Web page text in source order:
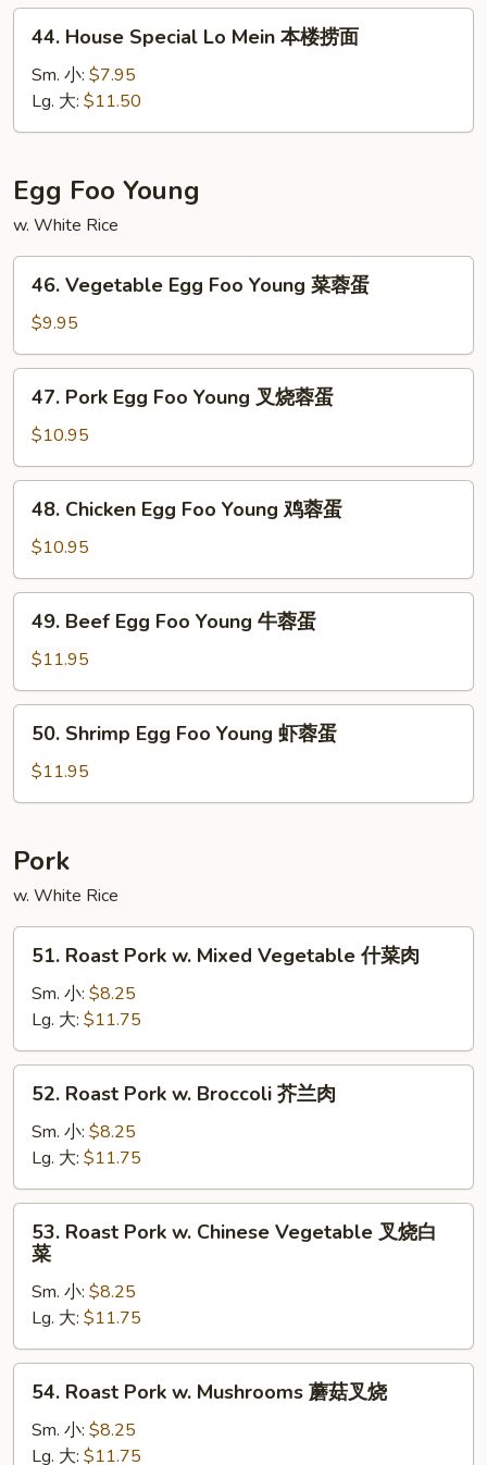
捞
House
Special
Mein
楼
捞
面
44. House Special Lo Mein 本楼捞面
Sm. 小: $7.95
Lg. 大: $11.50
Egg Foo Young
w. White Rice
Vegetable
Egg
Foo
Young
46. Vegetable Egg Foo Young 菜蓉蛋
$9.95
Pork
Egg
Foo
Young
蛋
47. Pork Egg Foo Young 叉烧蓉蛋
$10.95
Chicken
Egg
Foo
Young
48. Chicken Egg Foo Young 鸡蓉蛋
$10.95
Beef
Egg
Foo
Young
49. Beef Egg Foo Young 牛蓉蛋
$11.95
Shrimp
Egg
Foo
虾
蓉
蛋
50. Shrimp Egg Foo Young 虾蓉蛋
$11.95
Pork
w. White Rice
Roast
Pork
Mixed
Vegetable
51. Roast Pork w. Mixed Vegetable 什菜肉
Sm. 小: $8.25
Lg. 大: $11.75
Roast
Pork
Broccoli
芥
52. Roast Pork w. Broccoli 芥兰肉
Sm. 小: $8.25
Lg. 大: $11.75
Roast
Pork
Chinese
Vegetable
叉
53. Roast Pork w. Chinese Vegetable 叉烧白
菜
Sm. 小: $8.25
Lg. 大: $11.75
Roast
Pork
54. Roast Pork w. Mushrooms 蘑菇叉烧
Sm. 小: $8.25
Lg. 大: $11.75